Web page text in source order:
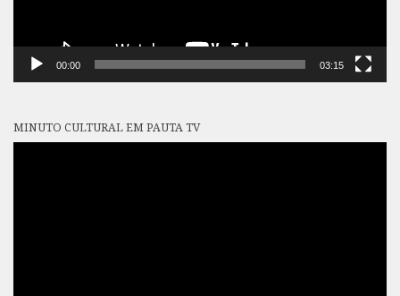
00:00 03:15
MINUTO CULTURAL EM PAUTA TV